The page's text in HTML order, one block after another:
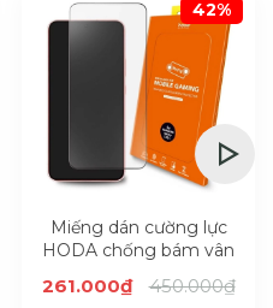
42%
Miếng dán cường lực
HODA chống bám vân
tay có viền đen cho
Samsung Galaxy S22
261.000₫ 450.000₫